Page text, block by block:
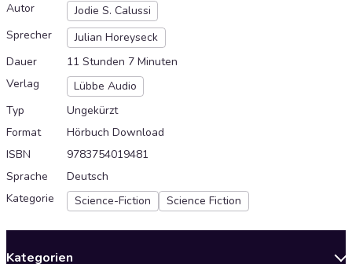
Autor
Jodie S. Calussi
Sprecher
Julian Horeyseck
Dauer
11 Stunden 7 Minuten
Verlag
Lübbe Audio
Typ
Ungekürzt
Format
Hörbuch Download
ISBN
9783754019481
Sprache
Deutsch
Kategorie
Science-Fiction Science Fiction
Kategorien